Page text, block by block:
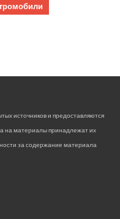
источников и предоставляются
на материалы принадлежат их
за содержание материала